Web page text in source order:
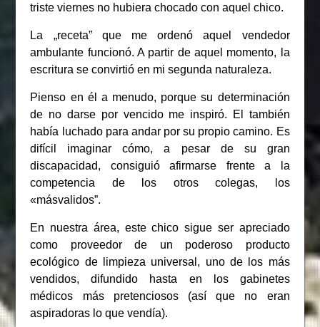
triste viernes no hubiera chocado con aquel chico.
La „receta” que me ordenó aquel vendedor
ambulante funcionó. A partir de aquel momento, la
escritura se convirtió en mi segunda naturaleza.
Pienso en él a menudo, porque su determinación
de no darse por vencido me inspiró. El también
había luchado para andar por su propio camino. Es
difícil imaginar cómo, a pesar de su gran
discapacidad, consiguió afirmarse frente a la
competencia de los otros colegas, los
«másvalidos”.
En nuestra área, este chico sigue ser apreciado
como proveedor de un poderoso producto
ecológico de limpieza universal, uno de los más
vendidos, difundido hasta en los gabinetes
médicos más pretenciosos (así que no eran
aspiradoras lo que vendía).